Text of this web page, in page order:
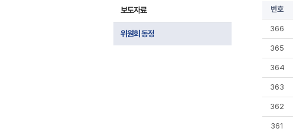
보도자료
위원회 동정
번호
366
365
364
363
362
361